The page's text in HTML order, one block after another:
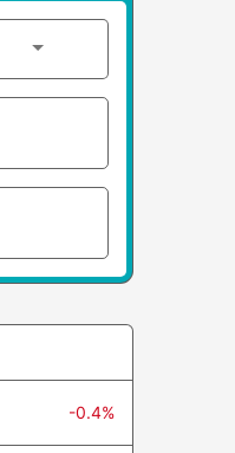
-0.4%